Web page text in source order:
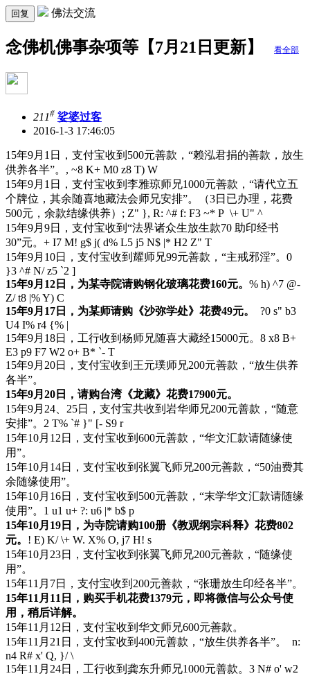
回复 佛法交流
念佛机佛事杂项等【7月21日更新】 看全部
211# 娑婆过客
2016-1-3 17:46:05
15年9月1日，支付宝收到500元善款，“赖泓君捐的善款，放生
供养各半”。 , ~8 K+ M0 z8 T) W
15年9月1日，支付宝收到李雅琼师兄1000元善款，“请代立五
个牌位，其余随喜地藏法会师兄安排”。（3日已办理，花费
500元，余款结缘供养） ; Z" }, R: ^# f: F3 ~* P \+ U" ^
15年9月9日，支付宝收到“法界诸众生放生款70 助印经书
30”元。 + I7 M! g$ j( d% L5 j5 N$ |* H2 Z" T
15年9月10日，支付宝收到耀师兄99元善款，“主戒邪淫”。 0
}3 ^# N/ z5 `2 ]
15年9月12日，为某寺院请购钢化玻璃花费160元。 % h) ^7 @-
Z/ t8 |% Y) C
15年9月17日，为某师请购《沙弥学处》花费49元。
?0 s" b3
U4 I% r4 {% |
15年9月18日，工行收到杨师兄随喜大藏经15000元。 8 x8 B+
E3 p9 F7 W2 o+ B* `- T
15年9月20日，支付宝收到王元璞师兄200元善款，“放生供养
各半”。
15年9月20日，请购台湾《龙藏》花费17900元。
15年9月24、25日，支付宝共收到岩华师兄200元善款，“随意
安排”。 2 T% `# }" [- S9 r
15年10月12日，支付宝收到600元善款，“华文汇款请随缘使
用”。
15年10月14日，支付宝收到张翼飞师兄200元善款，“50油费其
余随缘使用”。
15年10月16日，支付宝收到500元善款，“末学华文汇款请随缘
使用”。 1 u1 u+ ?: u6 |* b$ p
15年10月19日，为寺院请购100册《教观纲宗科释》花费802
元。 ! E) K/ \+ W. X% O, j7 H! s
15年10月23日，支付宝收到张翼飞师兄200元善款，“随缘使
用”。
15年11月7日，支付宝收到200元善款，“张珊放生印经各半”。
15年11月11日，购买手机花费1379元，即将微信与公众号使
用，稍后详解。
15年11月12日，支付宝收到华文师兄600元善款。
15年11月21日，支付宝收到400元善款，“放生供养各半”。
n:
n4 R# x' Q, }/ \
15年11月24日，工行收到龚东升师兄1000元善款。 3 N# o' w2